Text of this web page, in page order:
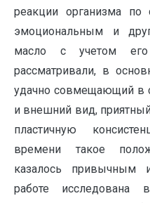
реакции организма
эмоциональным и
масло с учетом
рассматривали, в
удачно совмещающий в
и внешний вид,
пластичную
времени такое
казалось привычным
работе исследована